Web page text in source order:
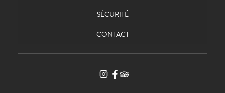
SÉCURITÉ
CONTACT